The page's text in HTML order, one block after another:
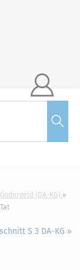

(DA-KG)
S 3 DA-KG »